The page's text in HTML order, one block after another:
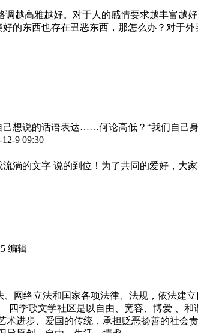
高雅越好。对于人的感情要求越丰富越
的东西也存在丑恶东西，那怎么办？对于
想说的话语表达……何论高低？“我们自己
9 09:30
淌的文字 说的到位！为了共同的爱好，大
编辑
络立法和国家各项法律、法规，依法建
季歌文学社区是以自由、宽容、博爱 、和
进步、爱国的传统，承担贬恶扬善的社会